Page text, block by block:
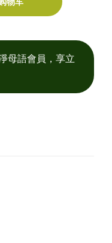
母語會員，享立